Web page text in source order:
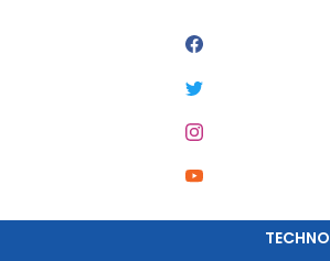
TECHNO